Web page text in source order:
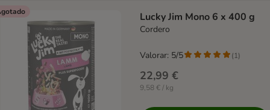
Lucky Jim Mono 6 x 400 g
Cordero
22,99 €
9,58 € / kg
Valorar: 5/5 (1)